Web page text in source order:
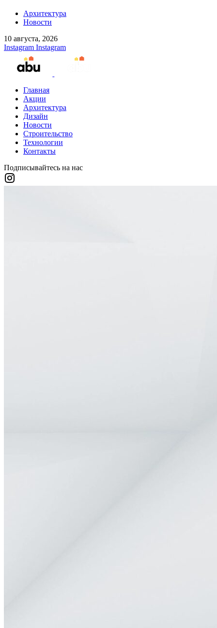
Архитектура
Новости
10 августа, 2026
Instagram Instagram
Главная
Акции
Архитектура
Дизайн
Новости
Строительство
Технологии
Контакты
Подписывайтесь на нас